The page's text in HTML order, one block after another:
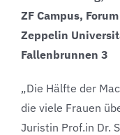
ZF Campus,
Zeppelin
Fallenbrunnen 3
„Die Hälfte der
die viele Frauen
Juristin Prof.in Dr.